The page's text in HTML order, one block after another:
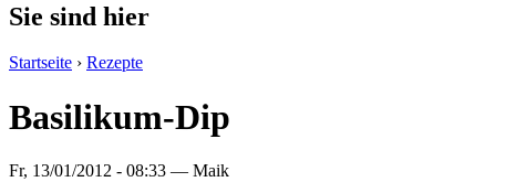
Sie sind hier
Startseite › Rezepte
Basilikum-Dip
Fr, 13/01/2012 - 08:33 — Maik